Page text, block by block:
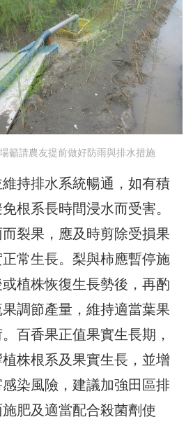
籲請農友提前做好防雨與排水措施
持排水系統暢通，如有積
根系長時間浸水而受害。
裂果，應及時剪除受損果
常生長。梨與柿應暫停施
植株恢復生長勢後，再酌
調節產量，維持適當葉果
百香果正值果實生長期，
株根系及果實生長，並增
染風險，建議加強田區排
肥及適當配合殺菌劑使